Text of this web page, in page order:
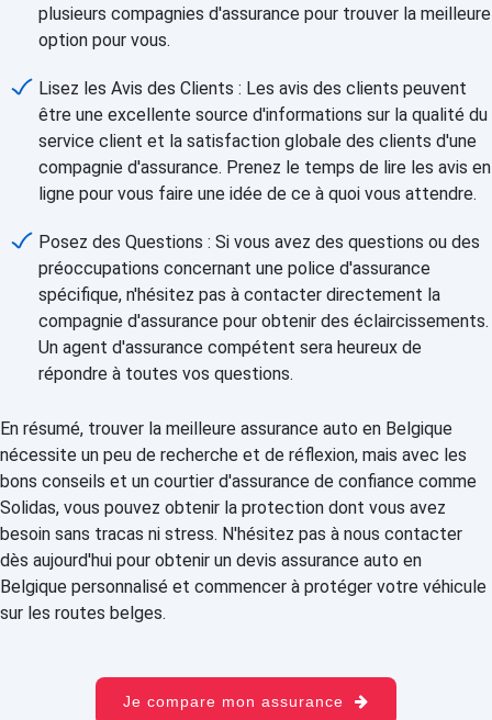
plusieurs compagnies d'assurance pour trouver la meilleure
option pour vous.
Lisez les Avis des Clients : Les avis des clients peuvent
être une excellente source d'informations sur la qualité du
service client et la satisfaction globale des clients d'une
compagnie d'assurance. Prenez le temps de lire les avis en
ligne pour vous faire une idée de ce à quoi vous attendre.
Posez des Questions : Si vous avez des questions ou des
préoccupations concernant une police d'assurance
spécifique, n'hésitez pas à contacter directement la
compagnie d'assurance pour obtenir des éclaircissements.
Un agent d'assurance compétent sera heureux de
répondre à toutes vos questions.
En résumé, trouver la meilleure assurance auto en Belgique
nécessite un peu de recherche et de réflexion, mais avec les
bons conseils et un courtier d'assurance de confiance comme
Solidas, vous pouvez obtenir la protection dont vous avez
besoin sans tracas ni stress. N'hésitez pas à nous contacter
dès aujourd'hui pour obtenir un devis assurance auto en
Belgique personnalisé et commencer à protéger votre véhicule
sur les routes belges.
Je compare mon assurance